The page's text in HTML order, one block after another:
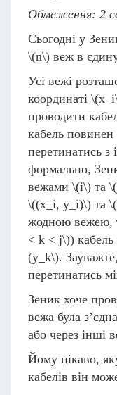
Обмеження: 2
Сьогодні у
\(n\) веж в
Усі вежі
координаті
проводити
кабель
перетинатись
формально,
вежами \(i\) та
\((x_i, y_i)\) та
жодною вежею,
< k < j\))
(y_k\).
перетинатись
Зеник хоче
вежа була
або через інші
Йому цікаво,
кабелів він